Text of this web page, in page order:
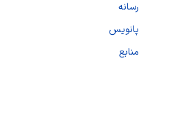
رسانه‌‏
پانویس
منابع